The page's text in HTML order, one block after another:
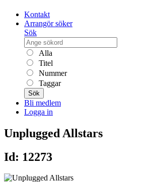
Kontakt
Arrangör söker
Sök
Alla
Titel
Nummer
Taggar
Sök
Bli medlem
Logga in
Unplugged Allstars
Id: 12273